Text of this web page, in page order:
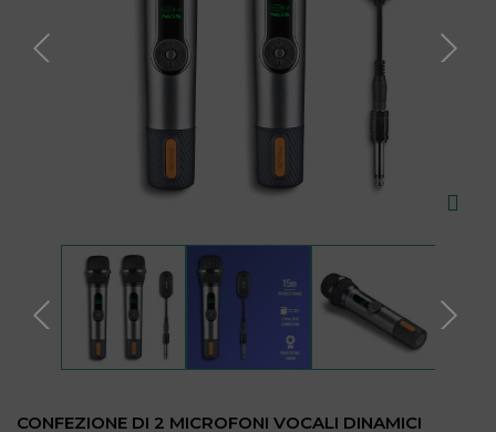
CONFEZIONE DI 2 MICROFONI VOCALI DINAMICI